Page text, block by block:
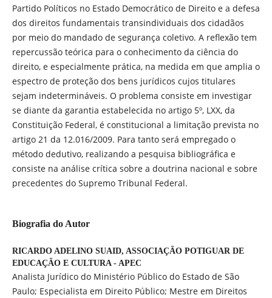
Partido Políticos no Estado Democrático de Direito e a defesa
dos direitos fundamentais transindividuais dos cidadãos
por meio do mandado de segurança coletivo. A reflexão tem
repercussão teórica para o conhecimento da ciência do
direito, e especialmente prática, na medida em que amplia o
espectro de proteção dos bens jurídicos cujos titulares
sejam indetermináveis. O problema consiste em investigar
se diante da garantia estabelecida no artigo 5º, LXX, da
Constituição Federal, é constitucional a limitação prevista no
artigo 21 da 12.016/2009. Para tanto será empregado o
método dedutivo, realizando a pesquisa bibliográfica e
consiste na análise crítica sobre a doutrina nacional e sobre
precedentes do Supremo Tribunal Federal.
Biografia do Autor
RICARDO ADELINO SUAID, ASSOCIAÇÃO POTIGUAR DE
EDUCAÇÃO E CULTURA - APEC
Analista Jurídico do Ministério Público do Estado de São
Paulo; Especialista em Direito Público; Mestre em Direitos